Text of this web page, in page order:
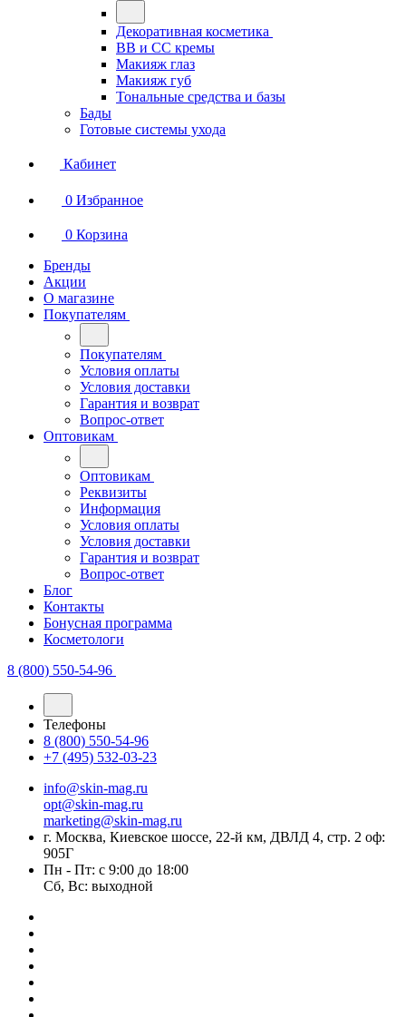
Декоративная косметика
BB и СС кремы
Макияж глаз
Макияж губ
Тональные средства и базы
Бады
Готовые системы ухода
Кабинет
0 Избранное
0 Корзина
Бренды
Акции
О магазине
Покупателям
Покупателям
Условия оплаты
Условия доставки
Гарантия и возврат
Вопрос-ответ
Оптовикам
Оптовикам
Реквизиты
Информация
Условия оплаты
Условия доставки
Гарантия и возврат
Вопрос-ответ
Блог
Контакты
Бонусная программа
Косметологи
8 (800) 550-54-96
Телефоны
8 (800) 550-54-96
+7 (495) 532-03-23
info@skin-mag.ru
opt@skin-mag.ru
marketing@skin-mag.ru
г. Москва, Киевское шоссе, 22-й км, ДВЛД 4, стр. 2 оф:
905Г
Пн - Пт: с 9:00 до 18:00
Сб, Вс: выходной